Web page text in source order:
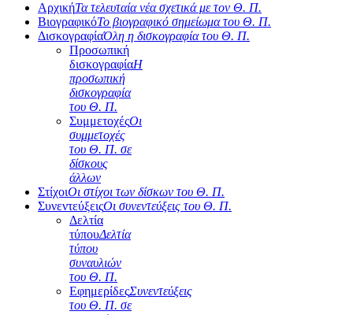
ΑρχικήΤα τελευταία νέα σχετικά με τον Θ. Π.
ΒιογραφικόΤο βιογραφικό σημείωμα του Θ. Π.
ΔισκογραφίαΌλη η δισκογραφία του Θ. Π.
Προσωπική
δισκογραφίαΗ
προσωπική
δισκογραφία
του Θ. Π.
ΣυμμετοχέςΟι
συμμετοχές
του Θ. Π. σε
δίσκους
άλλων
ΣτίχοιΟι στίχοι των δίσκων του Θ. Π.
ΣυνεντεύξειςΟι συνεντεύξεις του Θ. Π.
Δελτία
τύπουΔελτία
τύπου
συναυλιών
του Θ. Π.
ΕφημερίδεςΣυνεντεύξεις
του Θ. Π. σε